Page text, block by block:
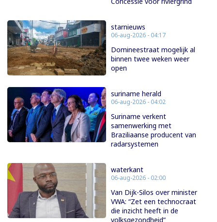
starnieuws
06-aug-2026 - 04:17
Domineestraat mogelijk al
binnen twee weken weer
open
suriname herald
06-aug-2026 - 04:02
Suriname verkent
samenwerking met
Braziliaanse producent van
radarsystemen
waterkant
06-aug-2026 - 02:00
Van Dijk-Silos over minister
VWA: “Zet een technocraat
die inzicht heeft in de
volksgezondheid”